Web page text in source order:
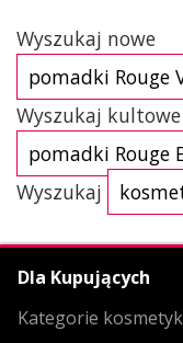
Wyszukaj nowe
pomadki Rouge
Wyszukaj kultowe
pomadki Rouge
Wyszukaj
Dla Kupujących
Kategorie